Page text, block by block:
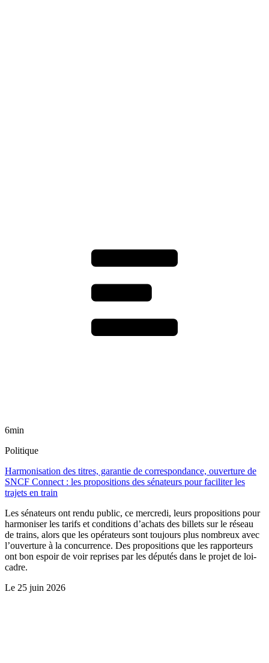
6min
Politique
Harmonisation des titres, garantie de correspondance, ouverture de
SNCF Connect : les propositions des sénateurs pour faciliter les
trajets en train
Les sénateurs ont rendu public, ce mercredi, leurs propositions pour
harmoniser les tarifs et conditions d’achats des billets sur le réseau
de trains, alors que les opérateurs sont toujours plus nombreux avec
l’ouverture à la concurrence. Des propositions que les rapporteurs
ont bon espoir de voir reprises par les députés dans le projet de loi-
cadre.
Le 25 juin 2026